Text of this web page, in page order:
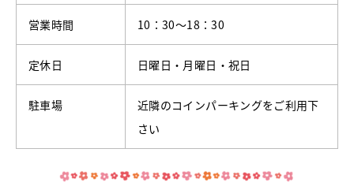
営業時間 10：30～18：30
定休日 日曜日・月曜日・祝日
駐車場
近隣のコインパーキングをご利用下
さい